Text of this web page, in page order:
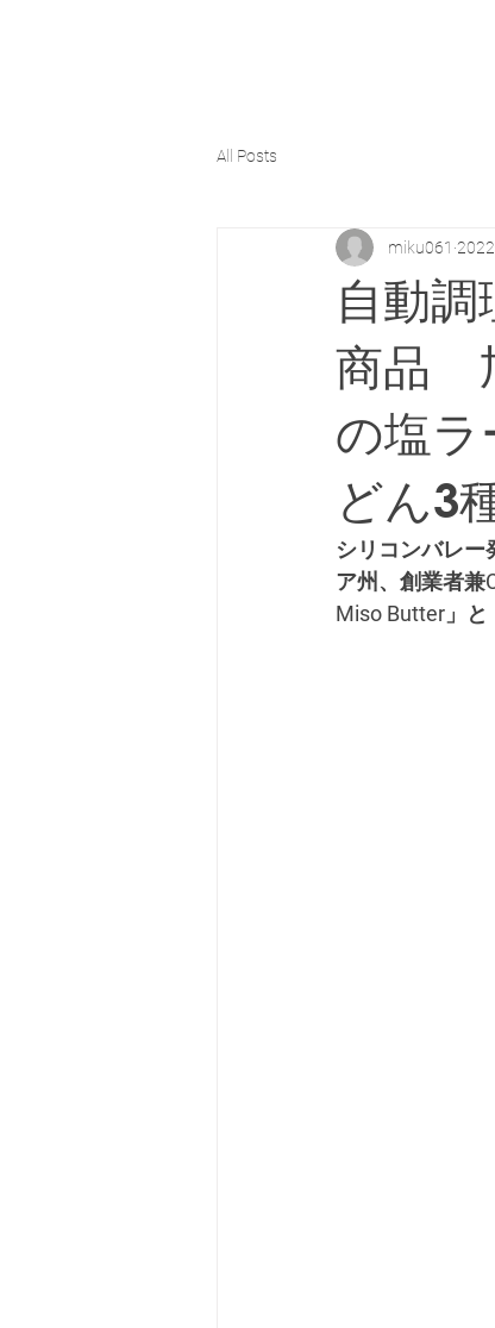
All Posts
自動
商品
の塩ラ
どん3
miku061
シリコンバレー
ア州、創業者兼
Miso Butter」と